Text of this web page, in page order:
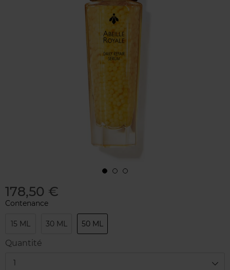
178,50 €
Contenance
15 ML 30 ML 50 ML
Quantité
1